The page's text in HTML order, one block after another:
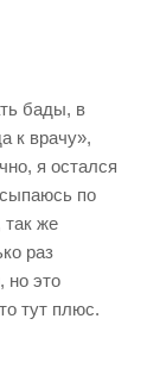
бады, в
к врачу»,
я остался
по
так же
раз
но это
тут плюс.